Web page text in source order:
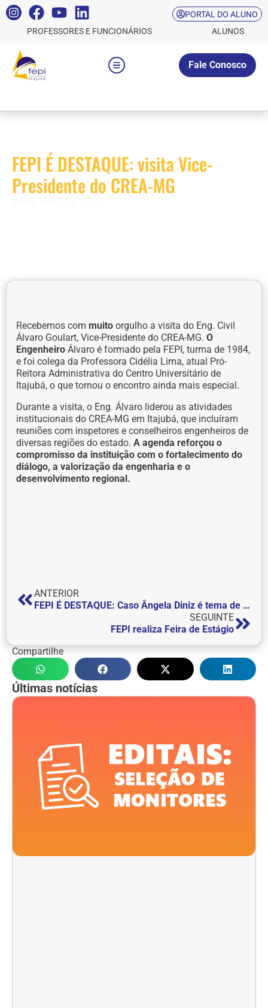
PORTAL DO ALUNO
PROFESSORES E FUNCIONÁRIOS
ALUNOS
Fale Conosco
FEPI É DESTAQUE: visita Vice-
Presidente do CREA-MG
Recebemos com muito orgulho a visita do Eng. Civil
Álvaro Goulart, Vice-Presidente do CREA-MG. O
Engenheiro Álvaro é formado pela FEPI, turma de 1984,
e foi colega da Professora Cidélia Lima, atual Pró-
Reitora Administrativa do Centro Universitário de
Itajubá, o que tornou o encontro ainda mais especial.
Durante a visita, o Eng. Álvaro liderou as atividades
institucionais do CREA-MG em Itajubá, que incluíram
reuniões com inspetores e conselheiros engenheiros de
diversas regiões do estado. A agenda reforçou o
compromisso da instituição com o fortalecimento do
diálogo, a valorização da engenharia e o
desenvolvimento regional.
ANTERIOR
FEPI É DESTAQUE: Caso Ângela Diniz é tema de capítulo de livro escrito por professor e aluno do curso de Direito da FEPI
SEGUINTE
FEPI realiza Feira de Estágio
Compartilhe
Últimas notícias